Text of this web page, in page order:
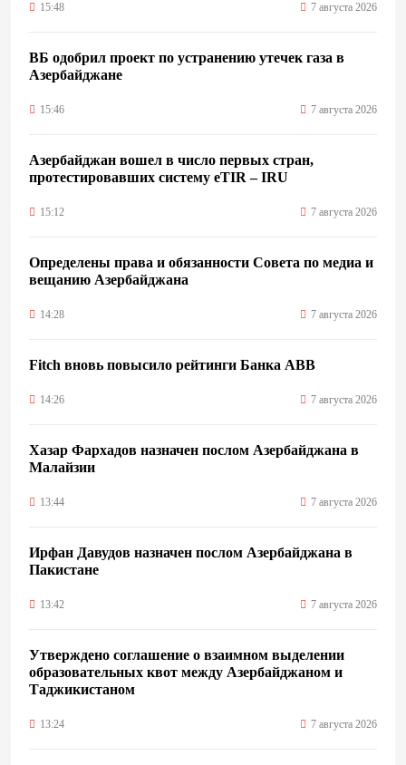
15:48 7 августа 2026
ВБ одобрил проект по устранению утечек газа в
Азербайджане
15:46 7 августа 2026
Азербайджан вошел в число первых стран,
протестировавших систему eTIR – IRU
15:12 7 августа 2026
Определены права и обязанности Совета по медиа и
вещанию Азербайджана
14:28 7 августа 2026
Fitch вновь повысило рейтинги Банка ABB
14:26 7 августа 2026
Хазар Фархадов назначен послом Азербайджана в
Малайзии
13:44 7 августа 2026
Ирфан Давудов назначен послом Азербайджана в
Пакистане
13:42 7 августа 2026
Утверждено соглашение о взаимном выделении
образовательных квот между Азербайджаном и
Таджикистаном
13:24 7 августа 2026